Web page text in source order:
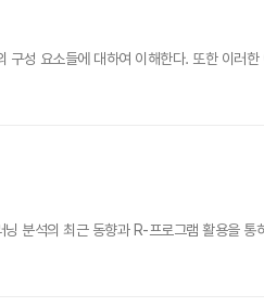
구성 요소들에 대하여 이해한다. 또한 이러
분석의 최근 동향과 R-프로그램 활용을